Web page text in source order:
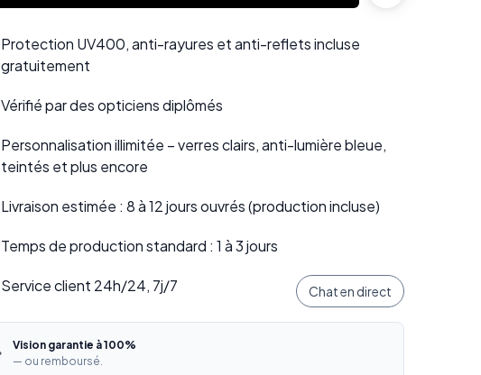
Protection UV400, anti-rayures et anti-reflets incluse
gratuitement
Vérifié par des opticiens diplômés
Personnalisation illimitée – verres clairs, anti-lumière bleue,
teintés et plus encore
Livraison estimée : 8 à 12 jours ouvrés (production incluse)
Temps de production standard : 1 à 3 jours
Service client 24h/24, 7j/7 Chat en direct
Vision garantie à 100%
— ou remboursé.